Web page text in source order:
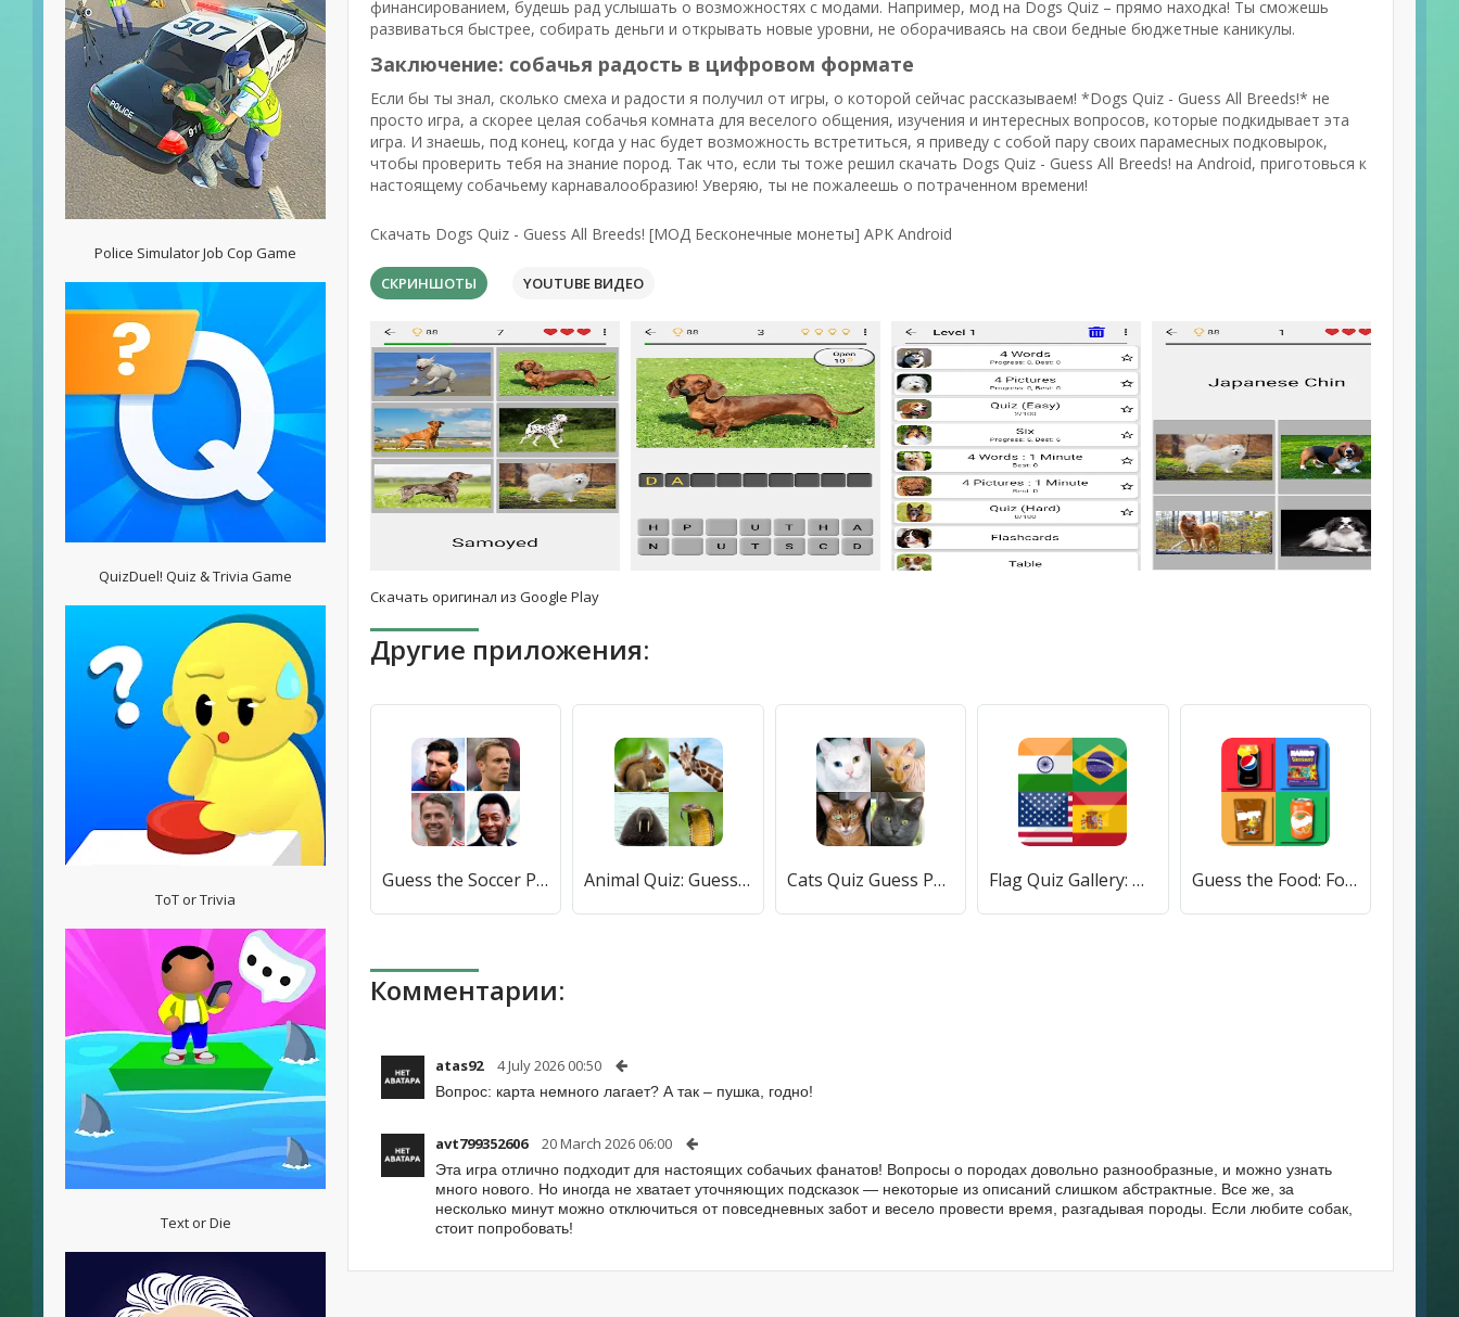
Police Simulator Job Cop Game
QuizDuel! Quiz & Trivia Game
ToT or Trivia
Text or Die
финансированием, будешь рад услышать о возможностях с модами. Например, мод на Dogs Quiz – прямо находка! Ты сможешь
развиваться быстрее, собирать деньги и открывать новые уровни, не оборачиваясь на свои бедные бюджетные каникулы.
Заключение: собачья радость в цифровом формате
Если бы ты знал, сколько смеха и радости я получил от игры, о которой сейчас рассказываем! *Dogs Quiz - Guess All Breeds!* не
просто игра, а скорее целая собачья комната для веселого общения, изучения и интересных вопросов, которые подкидывает эта
игра. И знаешь, под конец, когда у нас будет возможность встретиться, я приведу с собой пару своих парамесных подковырок,
чтобы проверить тебя на знание пород. Так что, если ты тоже решил скачать Dogs Quiz - Guess All Breeds! на Android, приготовься к
настоящему собачьему карнавалообразию! Уверяю, ты не пожалеешь о потраченном времени!
Скачать Dogs Quiz - Guess All Breeds! [МОД Бесконечные монеты] APK Android
СКРИНШОТЫ YOUTUBE ВИДЕО
Скачать оригинал из Google Play
Другие приложения:
Guess the Soccer Player: Quiz [МОД Все открыто] APK Android Animal Quiz: Guess the Animal [МОД Меню] APK Android Cats Quiz Guess Popular Breeds [МОД Mega Pack] APK Android Flag Quiz Gallery: Quiz, Guess (Флаг квиз галерея) [МОД Premium] APK Android Guess the Food: Food Quiz [МОД Бесконечные монеты] APK Android
Комментарии:
atas92 4 July 2026 00:50
Вопрос: карта немного лагает? А так – пушка, годно!
avt799352606 20 March 2026 06:00
Эта игра отлично подходит для настоящих собачьих фанатов! Вопросы о породах довольно разнообразные, и можно узнать
много нового. Но иногда не хватает уточняющих подсказок — некоторые из описаний слишком абстрактные. Все же, за
несколько минут можно отключиться от повседневных забот и весело провести время, разгадывая породы. Если любите собак,
стоит попробовать!